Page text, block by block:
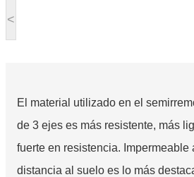
<
El material utilizado en el
de 3 ejes es más resistente, más
fuerte en resistencia. Impermeable
distancia al suelo es lo más